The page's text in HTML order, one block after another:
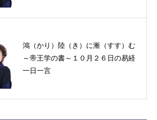
鴻（かり）陸（き）に漸（すす）む
～帝王学の書～１０月２６日の易経
一日一言